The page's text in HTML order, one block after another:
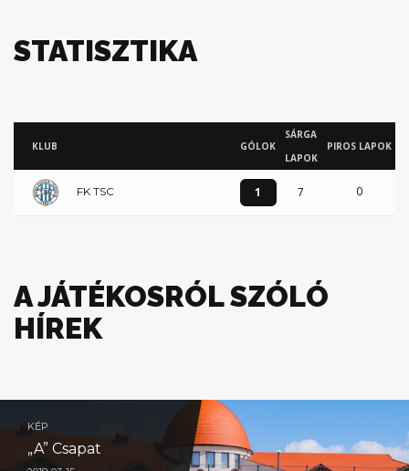
STATISZTIKA
KLUB GÓLOK
SÁRGA
LAPOK
PIROS LAPOK
FK TSC 1 7 0
A JÁTÉKOSRÓL SZÓLÓ
HÍREK
KÉP
„A” Csapat